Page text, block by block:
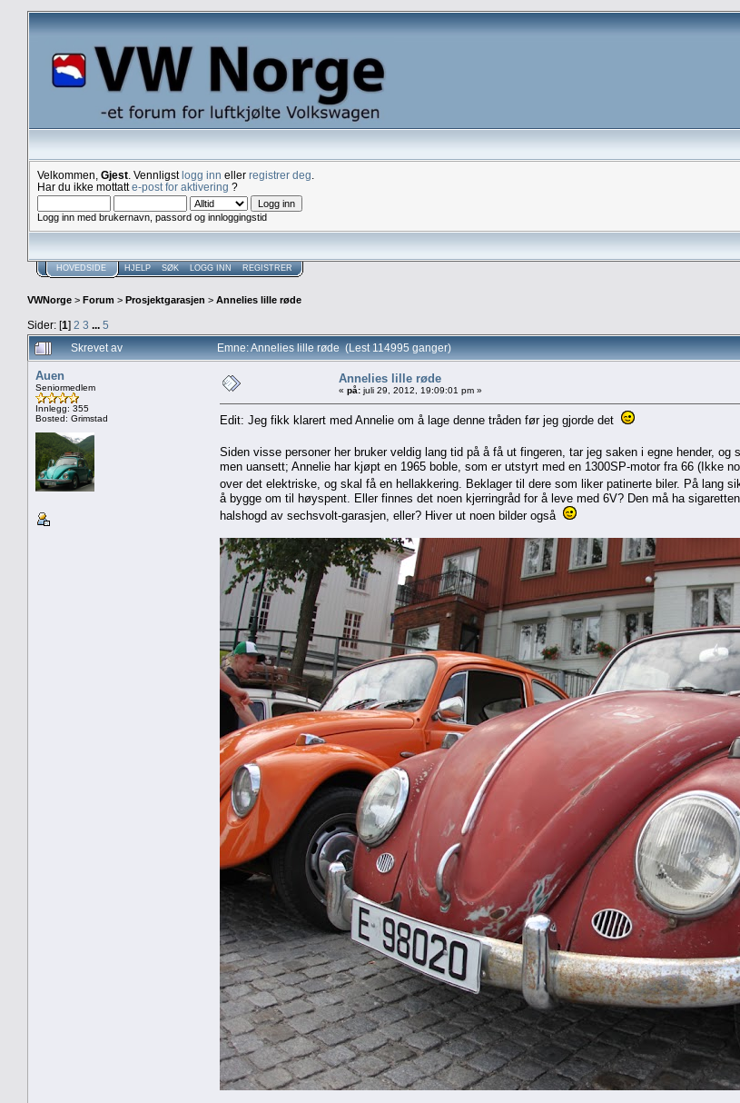
Velkommen, Gjest . Vennligstlogg inn eller registrer deg
Har du ikke mottatte-post for aktivering ?
Logg inn med brukernavn, passord og innloggingstid
HOVEDSIDE HJELP SØK LOGG INN REGISTRER
VWNorge > Forum > Prosjektgarasjen > Annelies lille røde
Sider: [1] 2 3 ... 5
Skrevet av Emne: Annelies lille røde (Lest 114995 ganger)
Auen
Seniormedlem
Innlegg: 355
Bosted: Grimstad
Annelies lille røde
« på: juli 29, 2012, 19:09:01 pm »
Edit: Jeg fikk klarert med Annelie om å lage denne tråden før jeg gjorde det
Siden visse personer her bruker veldig lang tid på å få ut fingeren, tar jeg saken i egne hender, og
men uansett; Annelie har kjøpt en 1965 boble, som er utstyrt med en 1300SP-motor fra 66 (Ikke
over det elektriske, og skal få en hellakkering. Beklager til dere som liker patinerte biler. På lang
å bygge om til høyspent. Eller finnes det noen kjerringråd for å leve med 6V? Den må ha
halshogd av sechsvolt-garasjen, eller? Hiver ut noen bilder også